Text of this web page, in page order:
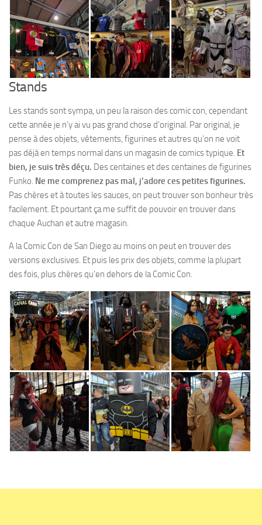
Stands
Les stands sont sympa, un peu la raison des comic con, cependant
cette année je n’y ai vu pas grand chose d’original. Par original, je
pense à des objets, vêtements, figurines et autres qu’on ne voit
pas déjà en temps normal dans un magasin de comics typique. Et
bien, je suis très déçu. Des centaines et des centaines de figurines
Funko. Ne me comprenez pas mal, j’adore ces petites figurines.
Pas chères et à toutes les sauces, on peut trouver son bonheur très
facilement. Et pourtant ça me suffit de pouvoir en trouver dans
chaque Auchan et autre magasin.
A la Comic Con de San Diego au moins on peut en trouver des
versions exclusives. Et puis les prix des objets, comme la plupart
des fois, plus chères qu’en dehors de la Comic Con.